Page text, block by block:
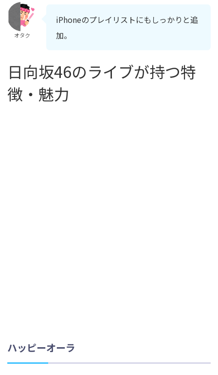
オタク
iPhoneのプレイリストにもしっかりと追
加。
日向坂46のライブが持つ特
徴・魅力
ハッピーオーラ